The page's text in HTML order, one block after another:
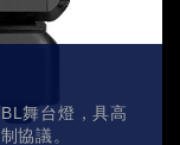
舞台燈，具高
協議。